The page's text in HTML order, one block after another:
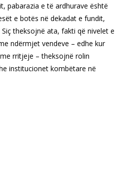
pabarazia e të ardhurave është
e botës në dekadat e fundit,
theksojnë ata, fakti që nivelet e
ndërmjet vendeve – edhe kur
rritjeje – theksojnë rolin
institucionet kombëtare në